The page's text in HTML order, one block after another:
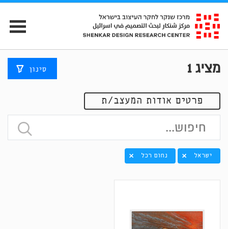
מציג1 סינון
פרטים אודות המעצב/ת
ישראל נחום רכל